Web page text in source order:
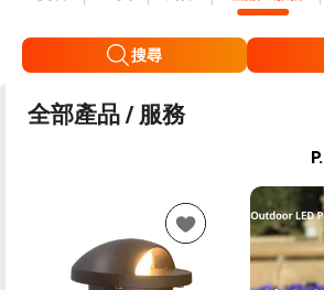
搜尋
全部產品 / 服務
P.